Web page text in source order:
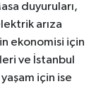
duyuruları,
arıza
ekonomisi için
ve İstanbul
için ise